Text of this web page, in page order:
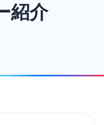
紹介